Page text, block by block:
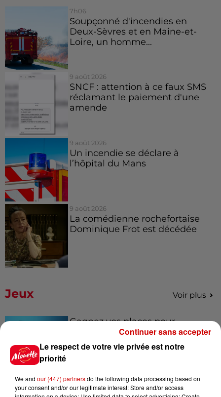
7h06
Soupçonné d'incendies en
Deux-Sèvres et en Maine-et-
Loire, un homme...
9 août 2026
SNCF : attention à ce faux SMS
réclamant le paiement d'une
amende
9 août 2026
Un incendie se déclare à
l’hôpital du Mans
9 août 2026
La comédienne rochefortaise
Dominique Frot est décédée
Jeux Voir plus
Gagnez vos places pour
l'événement Ride the Show à
Morlaix !
Gagnez vos places pour le
Le respect de votre vie privée est notre
priorité
We and our (447) partnersdo the following data processing based on
your consent and/or our legitimate interest: Store and/or access
Continuer sans accepter